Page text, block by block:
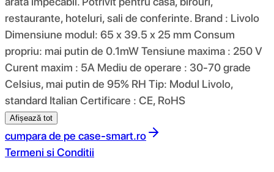
restaurante, hoteluri, sali de conferinte. Brand : Livolo
Dimensiune modul: 65 x 39.5 x 25 mm Consum
propriu: mai putin de 0.1mW Tensiune maxima : 250 V
Curent maxim : 5A Mediu de operare : 30-70 grade
Celsius, mai putin de 95% RH Tip: Modul Livolo,
standard Italian Certificare : CE, RoHS
Afișează tot
cumpara de pe case-smart.ro
Termeni si Conditii